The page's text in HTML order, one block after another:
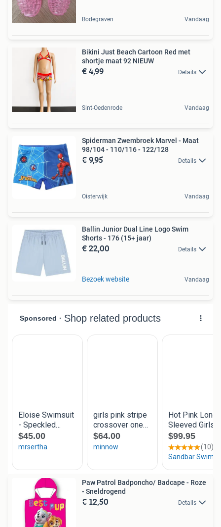
Bodegraven Vandaag
Bikini Just Beach Cartoon Red met
shortje maat 92 NIEUW
€ 4,99 Details
Sint-Oedenrode Vandaag
Spiderman Zwembroek Marvel - Maat
98/104 - 110/116 - 122/128
€ 9,95 Details
Oisterwijk Vandaag
Ballin Junior Dual Line Logo Swim
Shorts - 176 (15+ jaar)
€ 22,00 Details
Bezoek website Vandaag
Paw Patrol Badponcho/ Badcape - Roze
- Sneldrogend
€ 12,50 Details